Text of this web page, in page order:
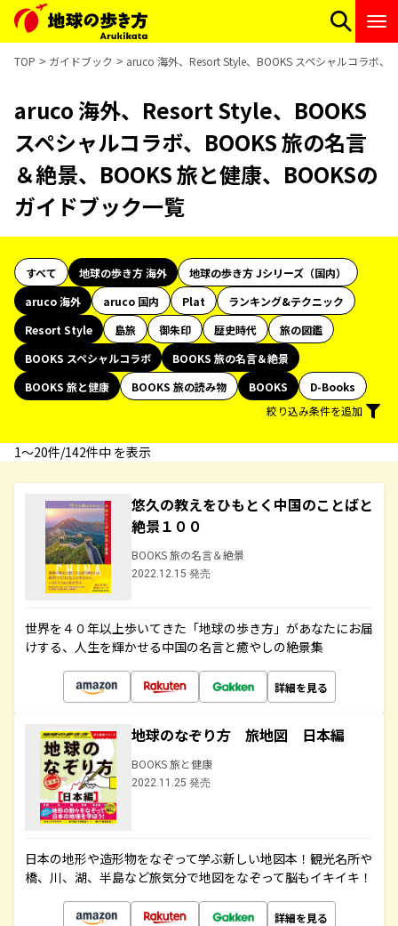
TOP ガイドブック aruco 海外、Resort Style、BOOKS スペシャルコラボ、
aruco 海外、Resort Style、BOOKS
スペシャルコラボ、BOOKS 旅の名言
＆絶景、BOOKS 旅と健康、BOOKSの
ガイドブック一覧
すべて 地球の歩き方 海外
地球の歩き方 Jシリーズ（国内）
aruco 海外
aruco 国内 Plat
ランキング&テクニック
Resort Style
島旅 御朱印 歴史時代
旅の図鑑
BOOKS スペシャルコラボ
BOOKS 旅の名言＆絶景
BOOKS 旅と健康
BOOKS 旅の読み物 BOOKS
D-Books
絞り込み条件を追加
1〜20件/142件中 を表示
悠久の教えをひもとく中国のことばと
絶景１００
BOOKS 旅の名言＆絶景
2022.12.15 発売
世界を４０年以上歩いてきた「地球の歩き方」があなたにお届
けする、人生を輝かせる中国の名言と癒やしの絶景集
詳細を見る
地球のなぞり方 旅地図 日本編
BOOKS 旅と健康
2022.11.25 発売
日本の地形や造形物をなぞって学ぶ新しい地図本！観光名所や
橋、川、湖、半島など旅気分で地図をなぞって脳もイキイキ！
詳細を見る